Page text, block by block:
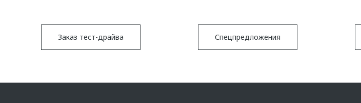
Заказ тест-драйва Спецпредложения